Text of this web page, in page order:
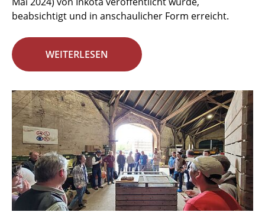
beabsichtigt und in anschaulicher Form erreicht.
WEITERLESEN